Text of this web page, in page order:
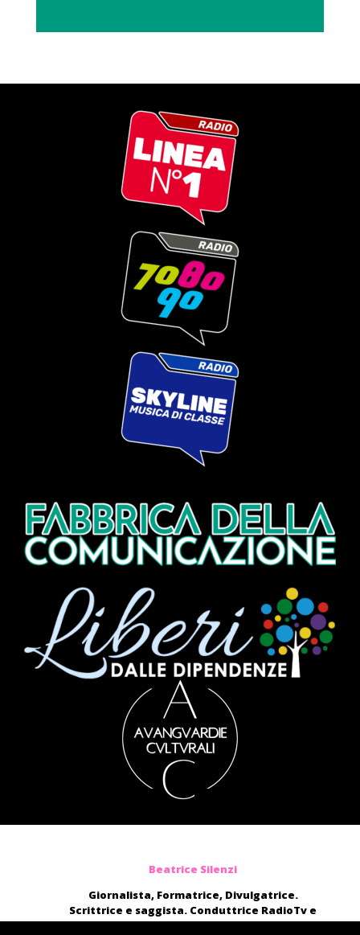
Beatrice Silenzi
Giornalista, Formatrice, Divulgatrice.
Scrittrice e saggista. Conduttrice RadioTv e
blogger.